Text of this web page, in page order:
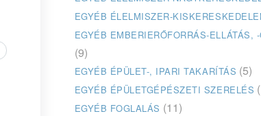
EGYÉB ÉLELMISZER-
EGYÉB EMBERIERŐFORRÁS-ELLÁTÁS,
(9)
EGYÉB ÉPÜLET-, IPARI TAKARÍTÁS (5)
EGYÉB ÉPÜLETGÉPÉSZETI SZERELÉS
EGYÉB FOGLALÁS (11)